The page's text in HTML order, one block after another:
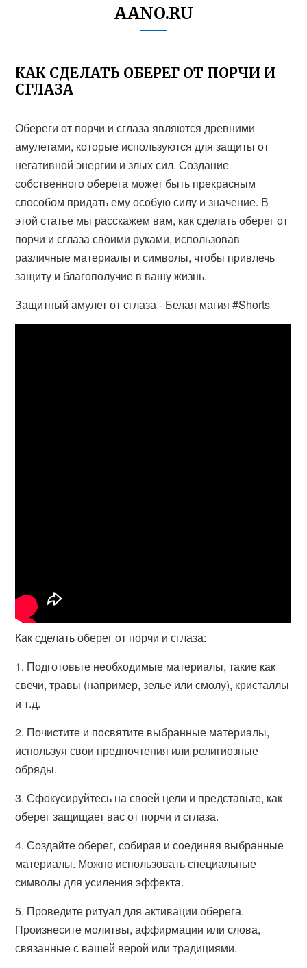
AANO.RU
КАК СДЕЛАТЬ ОБЕРЕГ ОТ ПОРЧИ И
СГЛАЗА
Обереги от порчи и сглаза являются древними
амулетами, которые используются для защиты от
негативной энергии и злых сил. Создание
собственного оберега может быть прекрасным
способом придать ему особую силу и значение. В
этой статье мы расскажем вам, как сделать оберег от
порчи и сглаза своими руками, использовав
различные материалы и символы, чтобы привлечь
защиту и благополучие в вашу жизнь.
Защитный амулет от сглаза - Белая магия #Shorts
Как сделать оберег от порчи и сглаза:
1. Подготовьте необходимые материалы, такие как
свечи, травы (например, зелье или смолу), кристаллы
и т.д.
2. Почистите и посвятите выбранные материалы,
используя свои предпочтения или религиозные
обряды.
3. Сфокусируйтесь на своей цели и представьте, как
оберег защищает вас от порчи и сглаза.
4. Создайте оберег, собирая и соединяя выбранные
материалы. Можно использовать специальные
символы для усиления эффекта.
5. Проведите ритуал для активации оберега.
Произнесите молитвы, аффирмации или слова,
связанные с вашей верой или традициями.